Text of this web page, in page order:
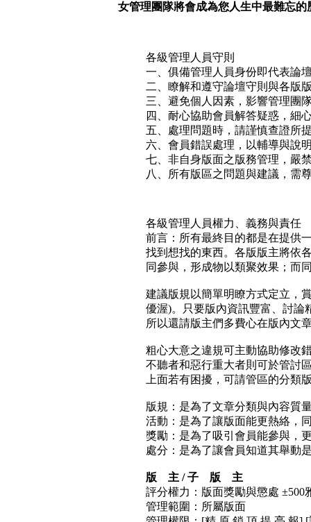
女管理團隊將會成為您人生中最難忘的
各級管理人員守則
一、俱備管理人員身份即代表論
二、瞭解和遵守論壇守則與各版
三、避免個人因素，影響管理團
四、耐心協助會員解答疑惑，細
五、處理問題時，請謹慎查證所
六、會員錯誤處理，以輔導與說
七、非自身版面之版務管理，嚴
八、所有版區之問題與建議，需
各級管理人員權力、義務與責任
前言：所有最終目的都是在提供
找到想找的東西。各版版主將依
同參與，形成物以類聚效果；而
建議版規以簡單明瞭方式定立，
優渥)。只要版內資訊豐富、討論
所以還請版主們多費心在版內文
粗心大意之違規可主動協助修改
不聽者和惡行重大者則可於管討
上面若有困擾，可請管區的分類
版規：是為了文章分類與內容質
活動：是為了讓版面能更熱絡，
獎勵：是為了吸引會員能參與，
處分：是為了讓會員知道其舉動
版 主 / 子 版 主
評分權力：版面獎勵與懲處 ±500
管理範圍：所屬版面